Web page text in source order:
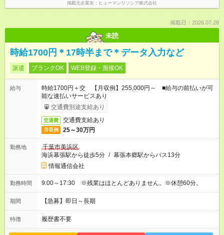
掲載元企業名 ヒューマンリソシア株式会社
掲載日：2026.07.28
未読
時給1700円＊17時半まで＊データ入力など
派遣 ブランクOK WEB登録・面接OK
給与
時給1700円＋交 【月収例】255,000円～ ■給与の前払いが可
能な速払いサービスあり
交通費別途支給あり
交通費 交通費支給あり
月収例 25～30万円
勤務地
千葉市美浜区
海浜幕張駅から徒歩5分 / 幕張本郷駅からバス13分
情報通信会社
勤務時間 9:00～17:30 ※残業はほとんどありません。※休憩60分。
期間 【急募】即日～長期
特徴 履歴書不要